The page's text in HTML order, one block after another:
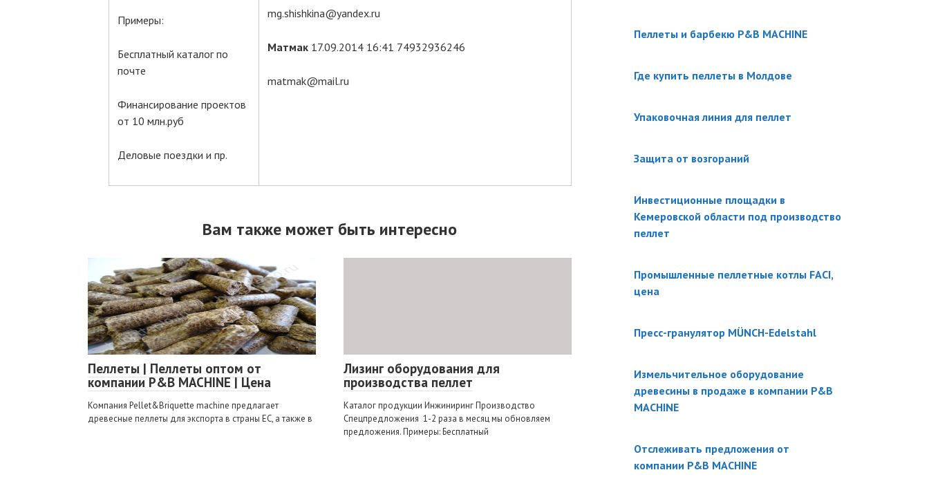
Примеры:
Бесплатный каталог по
почте
Финансирование проектов
от 10 млн.руб
Деловые поездки и пр.
mg.shishkina@yandex.ru
Матмак 17.09.2014 16:41 74932936246
matmak@mail.ru
Вам также может быть интересно
Пеллеты | Пеллеты оптом от
компании P&B MACHINE | Цена
Компания Pellet&Briquette machine предлагает
древесные пеллеты для экспорта в страны ЕС, а также в
Лизинг оборудования для
производства пеллет
Каталог продукции Инжиниринг Производство
Спецпредложения 1-2 раза в месяц мы обновляем
предложения. Примеры: Бесплатный
Пеллеты и барбекю P&B MACHINE
Где купить пеллеты в Молдове
Упаковочная линия для пеллет
Защита от возгораний
Инвестиционные площадки в
Кемеровской области под производство
пеллет
Промышленные пеллетные котлы FACI,
цена
Пресс-гранулятор MÜNCH-Edelstahl
Измельчительное оборудование
древесины в продаже в компании P&B
MACHINE
Отслеживать предложения от
компании P&B MACHINE